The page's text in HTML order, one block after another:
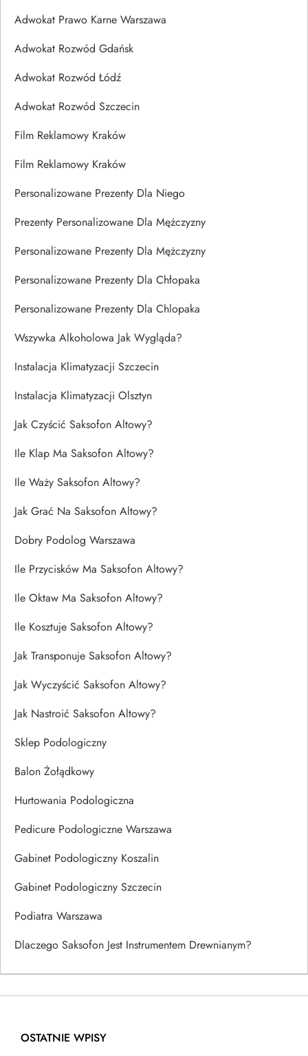
Adwokat Prawo Karne Warszawa
Adwokat Rozwód Gdańsk
Adwokat Rozwód Łódź
Adwokat Rozwód Szczecin
Film Reklamowy Kraków
Film Reklamowy Kraków
Personalizowane Prezenty Dla Niego
Prezenty Personalizowane Dla Mężczyzny
Personalizowane Prezenty Dla Mężczyzny
Personalizowane Prezenty Dla Chłopaka
Personalizowane Prezenty Dla Chlopaka
Wszywka Alkoholowa Jak Wygląda?
Instalacja Klimatyzacji Szczecin
Instalacja Klimatyzacji Olsztyn
Jak Czyścić Saksofon Altowy?
Ile Klap Ma Saksofon Altowy?
Ile Waży Saksofon Altowy?
Jak Grać Na Saksofon Altowy?
Dobry Podolog Warszawa
Ile Przycisków Ma Saksofon Altowy?
Ile Oktaw Ma Saksofon Altowy?
Ile Kosztuje Saksofon Altowy?
Jak Transponuje Saksofon Altowy?
Jak Wyczyścić Saksofon Altowy?
Jak Nastroić Saksofon Altowy?
Sklep Podologiczny
Balon Żołądkowy
Hurtowania Podologiczna
Pedicure Podologiczne Warszawa
Gabinet Podologiczny Koszalin
Gabinet Podologiczny Szczecin
Podiatra Warszawa
Dlaczego Saksofon Jest Instrumentem Drewnianym?
OSTATNIE WPISY